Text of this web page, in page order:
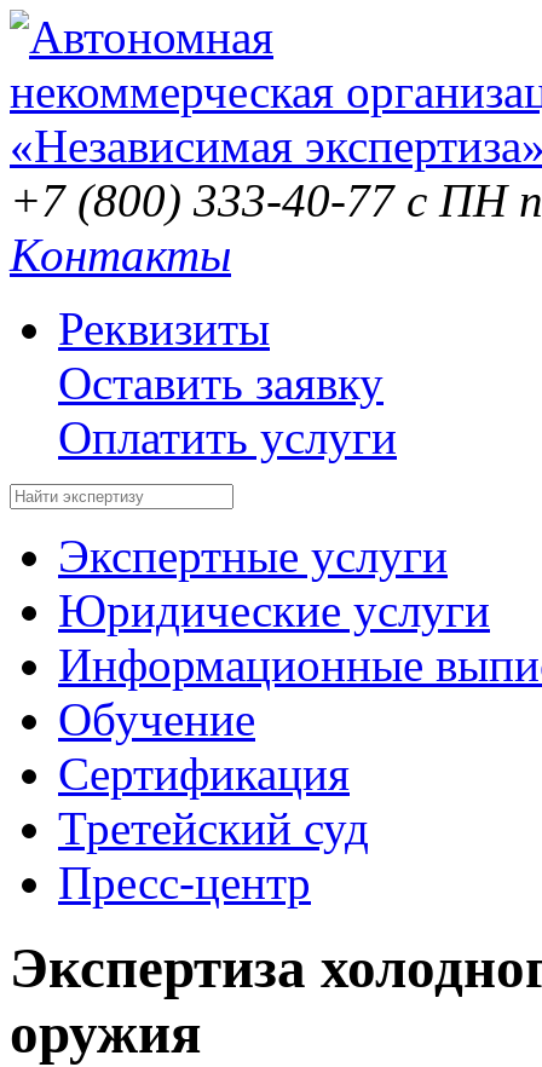
+7 (800) 333-40-77 с ПН
Контакты
Реквизиты
Оставить заявку
Оплатить услуги
Экспертные услуги
Юридические услуги
Информационные
Обучение
Сертификация
Третейский суд
Пресс-центр
Экспертиза
оружия